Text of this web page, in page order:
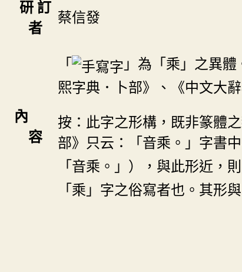
研 訂
者
蔡信發
內
容
「
」為「乘」之異
熙字典．卜部》、《中文大
按：此字之形構，既非篆體
部》只云：「音乘。」字書
「音乘。」），與此形近，則
「乘」字之俗寫者也。其形